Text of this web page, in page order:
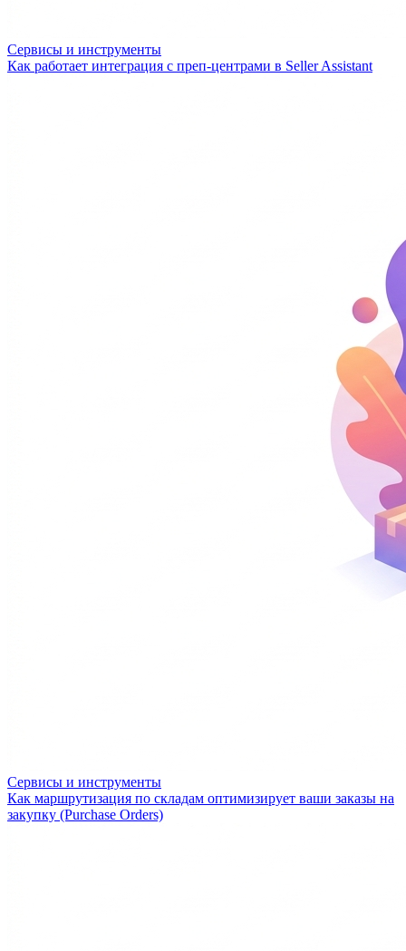
Сервисы и инструменты
Как работает интеграция с преп-центрами в Seller Assistant
Сервисы и инструменты
Как маршрутизация по складам оптимизирует ваши заказы на
закупку (Purchase Orders)